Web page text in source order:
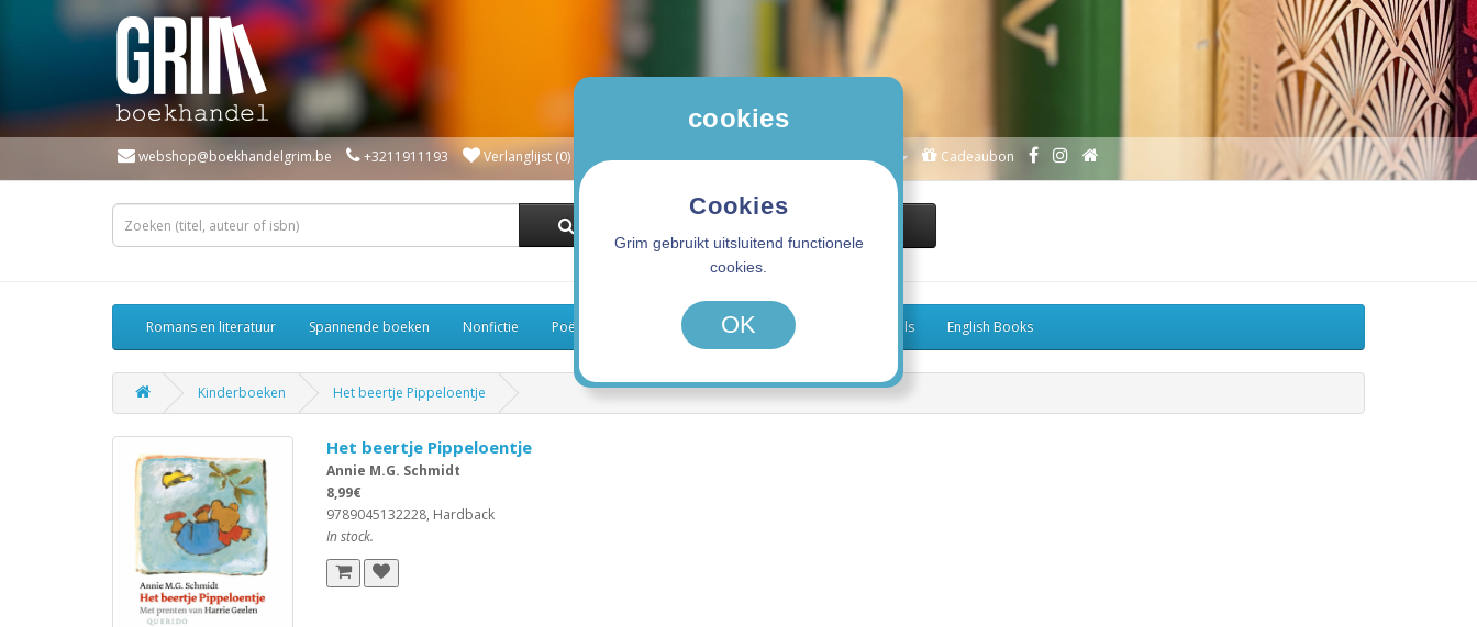
webshop@boekhandelgrim.be +3211911193 Verlanglijst (0) Winkelwagen Afrekenen Mijn Account Cadeaubon
Romans en literatuur Spannende boeken Nonfictie Poëzie Kinderboeken Koken Graphic Novels English Books
Kinderboeken Het beertje Pippeloentje
Het beertje Pippeloentje
Annie M.G. Schmidt
8,99€
9789045132228, Hardback
In stock.
cookies
Cookies
Grim gebruikt uitsluitend functionele
cookies.
OK